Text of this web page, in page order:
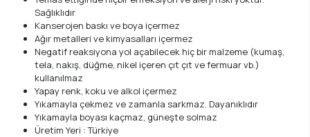
Sağlıklıdır
Kanserojen baskı ve boya içermez
Ağır metalleri ve kimyasalları içermez
Negatif reaksiyona yol açabilecek hiç bir malzeme (kumaş,
tela, nakış, düğme, nikel içeren çıt çıt ve fermuar vb.)
kullanılmaz
Yapay renk, koku ve alkol içermez
Yıkamayla çekmez ve zamanla sarkmaz. Dayanıklıdır
Yıkamayla boyası kaçmaz, güneşte solmaz
Üretim Yeri : Türkiye